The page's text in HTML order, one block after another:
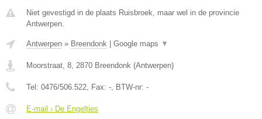
Niet gevestigd in de plaats Ruisbroek, maar wel in de provincie
Antwerpen.
Antwerpen » Breendonk Google maps ▼
Moorstraat, 8, 2870 Breendonk (Antwerpen)
Tel: 0476/506.522, Fax: -, BTW-nr: -
E-mail › De Engeltjes